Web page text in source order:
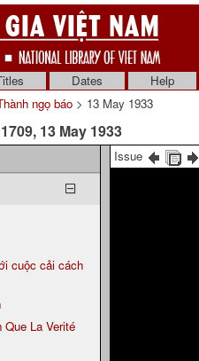
Dates
Help
ngọ báo > 13 May 1933
13 May 1933
cuộc cải cách
Que La Verité
Issue